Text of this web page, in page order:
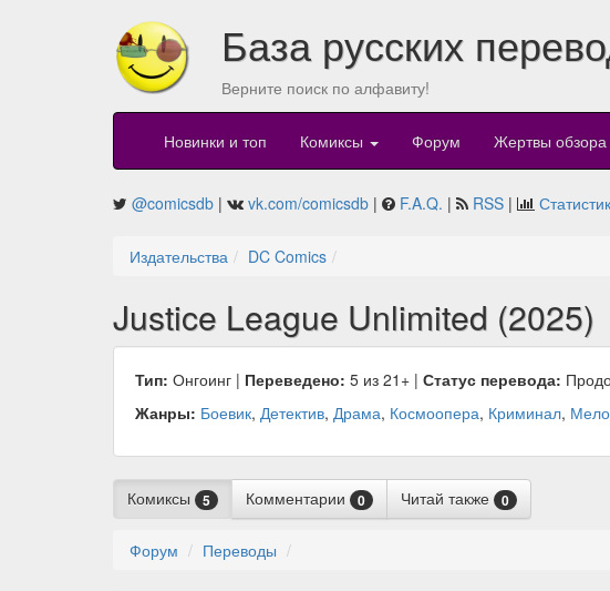
База русских
Верните поиск по алфавиту!
Новинки и топ Комиксы Форум Жертвы обзора
@comicsdb | vk.com/comicsdb | F.A.Q. | RSS |
Издательства DC Comics
Justice League Unlimited (2025)
Тип: Онгоинг | Переведено: 5 из 21+ | Статус перевода:
Жанры: Боевик, Детектив, Драма, Космоопера, Криминал,
Комиксы 5 Комментарии 0 Читай также 0
Форум Переводы